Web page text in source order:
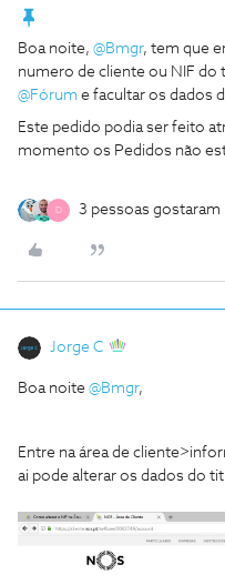
Boa noite, @Bmgr, tem que
numero de cliente ou NIF do
@Fórum e facultar os dados
Este pedido podia ser feito
momento os Pedidos não
D 3 pessoas gostaram
Jorge C
Boa noite @Bmgr,
Entre na área de
ai pode alterar os dados do